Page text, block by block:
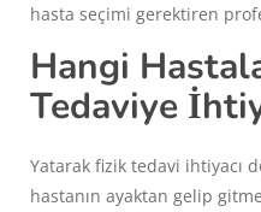
hasta seçimi gerektiren
Hangi
Tedaviye
Yatarak fizik tedavi ihtiyacı
hastanın ayaktan gelip